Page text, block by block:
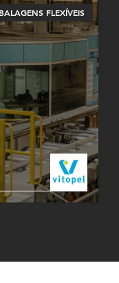
FLEXÍVEIS